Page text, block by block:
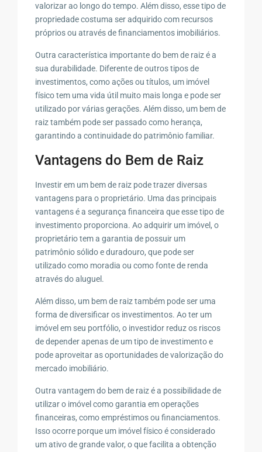
valorizar ao longo do tempo. Além disso, esse tipo de
propriedade costuma ser adquirido com recursos
próprios ou através de financiamentos imobiliários.
Outra característica importante do bem de raiz é a
sua durabilidade. Diferente de outros tipos de
investimentos, como ações ou títulos, um imóvel
físico tem uma vida útil muito mais longa e pode ser
utilizado por várias gerações. Além disso, um bem de
raiz também pode ser passado como herança,
garantindo a continuidade do patrimônio familiar.
Vantagens do Bem de Raiz
Investir em um bem de raiz pode trazer diversas
vantagens para o proprietário. Uma das principais
vantagens é a segurança financeira que esse tipo de
investimento proporciona. Ao adquirir um imóvel, o
proprietário tem a garantia de possuir um
patrimônio sólido e duradouro, que pode ser
utilizado como moradia ou como fonte de renda
através do aluguel.
Além disso, um bem de raiz também pode ser uma
forma de diversificar os investimentos. Ao ter um
imóvel em seu portfólio, o investidor reduz os riscos
de depender apenas de um tipo de investimento e
pode aproveitar as oportunidades de valorização do
mercado imobiliário.
Outra vantagem do bem de raiz é a possibilidade de
utilizar o imóvel como garantia em operações
financeiras, como empréstimos ou financiamentos.
Isso ocorre porque um imóvel físico é considerado
um ativo de grande valor, o que facilita a obtenção